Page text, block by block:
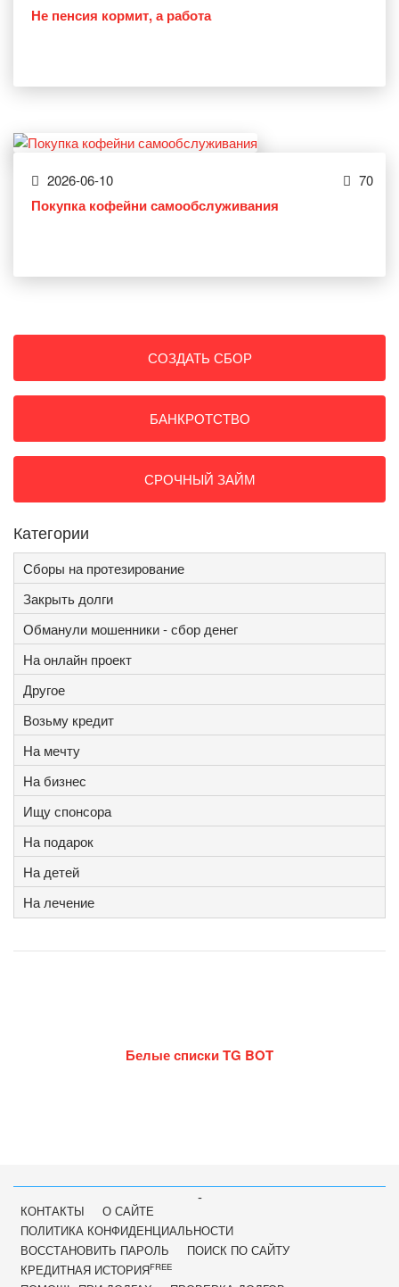
Не пенсия кормит, а работа
2026-06-10 70
Покупка кофейни самообслуживания
СОЗДАТЬ СБОР
БАНКРОТСТВО
СРОЧНЫЙ ЗАЙМ
Категории
Сборы на протезирование
Закрыть долги
Обманули мошенники - сбор денег
На онлайн проект
Другое
Возьму кредит
На мечту
На бизнес
Ищу спонсора
На подарок
На детей
На лечение
Белые списки TG BOT
-
КОНТАКТЫ
О САЙТЕ
ПОЛИТИКА КОНФИДЕНЦИАЛЬНОСТИ
ВОССТАНОВИТЬ ПАРОЛЬ
ПОИСК ПО САЙТУ
КРЕДИТНАЯ ИСТОРИЯFREE